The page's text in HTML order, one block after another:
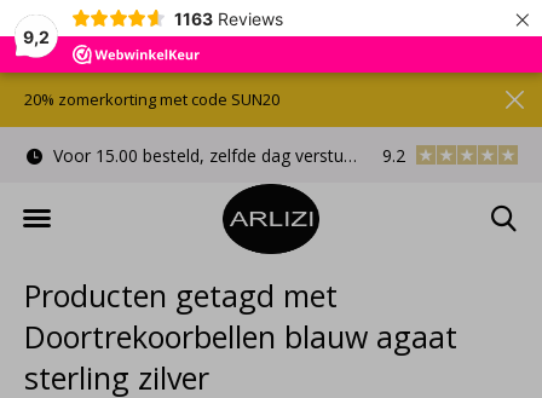
9,2
1163 Reviews ×
Voor 15.00 besteld, zelfde dag verstuurd Gratis
9.2
20% zomerkorting met code SUN20
Producten getagd met
Doortrekoorbellen blauw agaat
sterling zilver